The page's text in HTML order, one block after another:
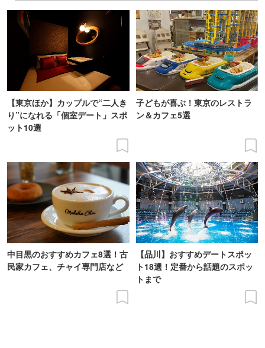
【東京ほか】カップルで“二人き
り”になれる「個室デート」スポ
ット10選
子どもが喜ぶ！東京のレストラ
ン＆カフェ5選
中目黒のおすすめカフェ8選！古
民家カフェ、チャイ専門店など
【品川】おすすめデートスポッ
ト18選！定番から話題のスポッ
トまで